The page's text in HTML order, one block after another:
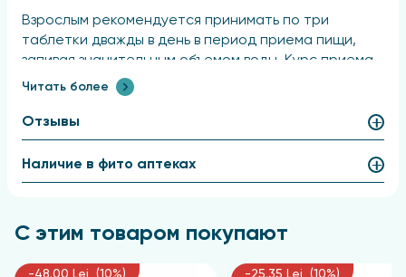
Взрослым рекомендуется принимать по три
таблетки дважды в день в период приема пищи,
запивая значительным объемом воды. Курс приема
составляет один месяц.
Состав
В качестве основных компонентов содержит
микрокристаллическую целлюлозу в роли
антислеживающего агента.
Читать более
Отзывы
Наличие в фито аптеках
С этим товаром покупают
-48.00 Lei (10%) -25.35 Lei (10%)